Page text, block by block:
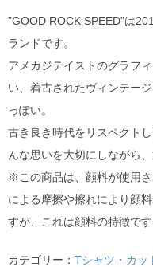
”GOOD ROCK SPEED”は
ランドです。
アメカジテイストのグラフ
い、着古されたヴィンテー
っぽい。
古き良き時代をリスペクト
んな思いを大切にしながら
※この商品は、顔料が使用
による摩擦や擦れにより顔
すが、これは顔料の特徴です
カテゴリー： Tシャツ・カッ